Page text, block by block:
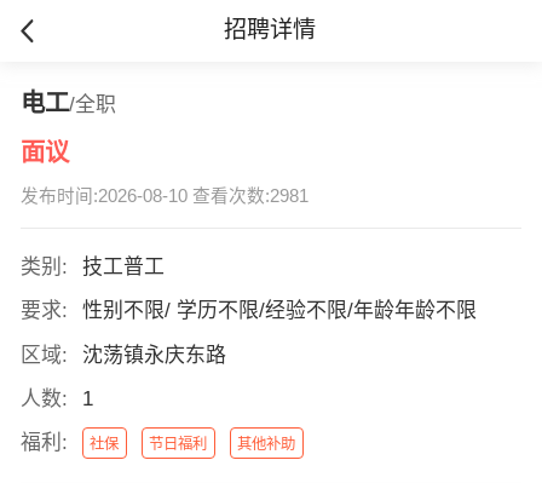
招聘详情
电工/全职
面议
发布时间:2026-08-10 查看次数:2981
类别:
技工普工
要求:
性别不限/ 学历不限/经验不限/年龄年龄不限
区域:
沈荡镇永庆东路
人数:
1
福利:
社保 节日福利 其他补助